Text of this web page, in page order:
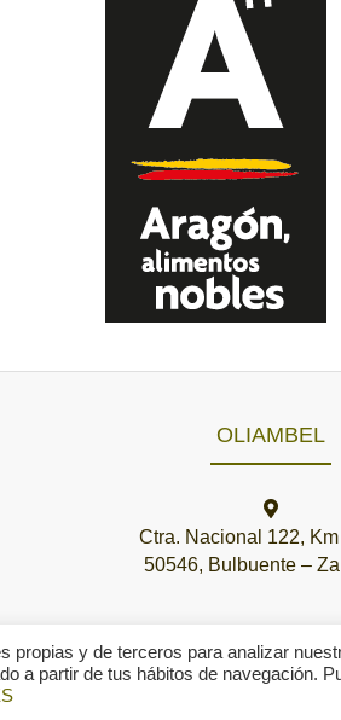
OLIAMBEL
Ctra. Nacional 122,
50546, Bulbuente –
propias y de terceros para analizar
a partir de tus hábitos de navegación.